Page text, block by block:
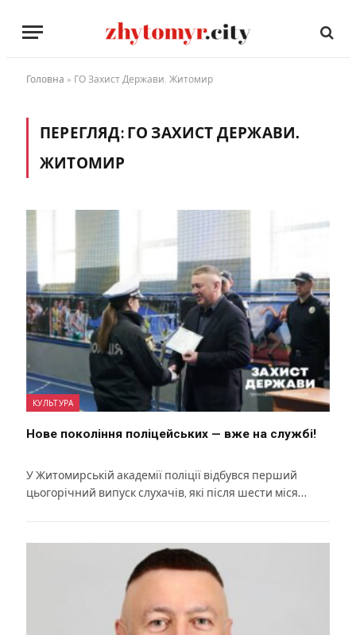
Головна » ГО Захист Держави. Житомир
ПЕРЕГЛЯД: ГО ЗАХИСТ ДЕРЖАВИ.
ЖИТОМИР
КУЛЬТУРА
Нове покоління поліцейських — вже на службі!
У Житомирській академії поліції відбувся перший
цьогорічний випуск слухачів, які після шести міся…